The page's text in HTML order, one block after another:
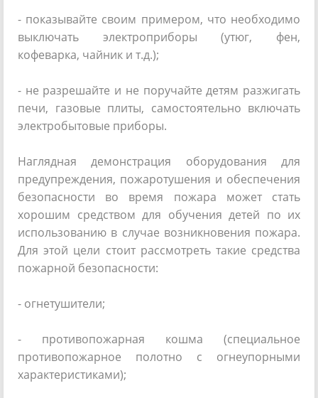
- показывайте своим примером, что необходимо
выключать электроприборы (утюг, фен,
кофеварка, чайник и т.д.);
- не разрешайте и не поручайте детям разжигать
печи, газовые плиты, самостоятельно включать
электробытовые приборы.
Наглядная демонстрация оборудования для
предупреждения, пожаротушения и обеспечения
безопасности во время пожара может стать
хорошим средством для обучения детей по их
использованию в случае возникновения пожара.
Для этой цели стоит рассмотреть такие средства
пожарной безопасности:
- огнетушители;
- противопожарная кошма (специальное
противопожарное полотно с огнеупорными
характеристиками);